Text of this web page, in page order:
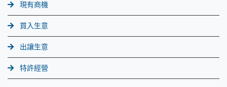
現有商機
買入生意
出讓生意
特許經營